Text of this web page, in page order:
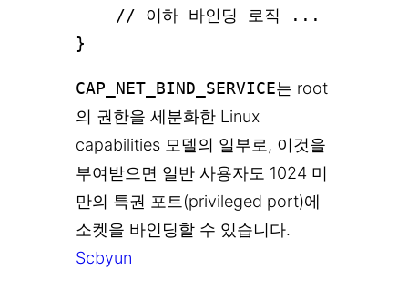
    // 이하 바인딩 로직 ...
CAP_NET_BIND_SERVICE는 root
의 권한을 세분화한 Linux
capabilities 모델의 일부로, 이것을
부여받으면 일반 사용자도 1024 미
만의 특권 포트(privileged port)에
소켓을 바인딩할 수 있습니다.
Scbyun